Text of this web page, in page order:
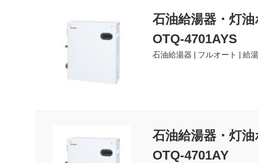
石油給湯器・灯
OTQ-4701AYS
石油給湯器 | フルオート | 給
石油給湯器・灯
OTQ-4701AY